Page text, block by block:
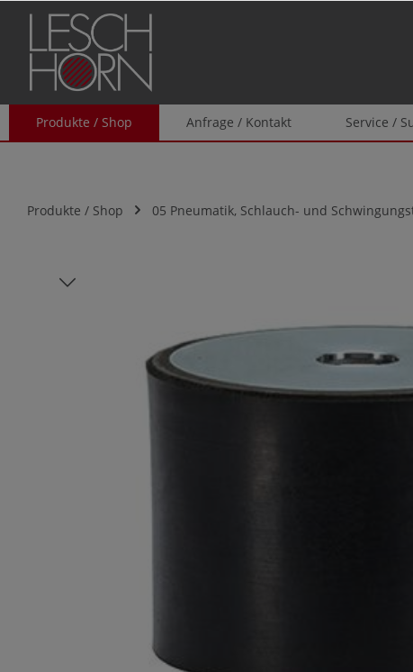
Zur Hauptnavigation springen
Produkte / Shop Anfrage / Kontakt Service /
Produkte / Shop 05 Pneumatik, Schlauch- und
Bildergalerie überspringen